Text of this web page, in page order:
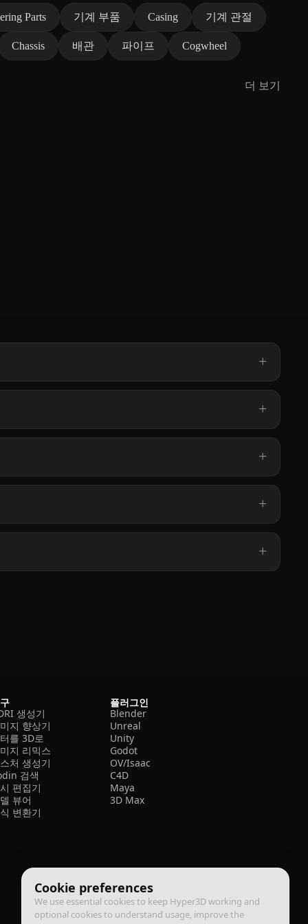
Cookie preferences
We use essential cookies to keep Hyper3D working and
optional cookies to understand usage, improve the
Parts 기계 부품 Casing 기계 관절
Chassis 배관 파이프 Cogwheel
더 보기
생성기
지 향상기
를 3D로
지 리믹스
처 생성기
검색
편집기
뷰어
변환기
플러그인
Blender
Unreal
Unity
Godot
OV/Isaac
C4D
Maya
3D Max